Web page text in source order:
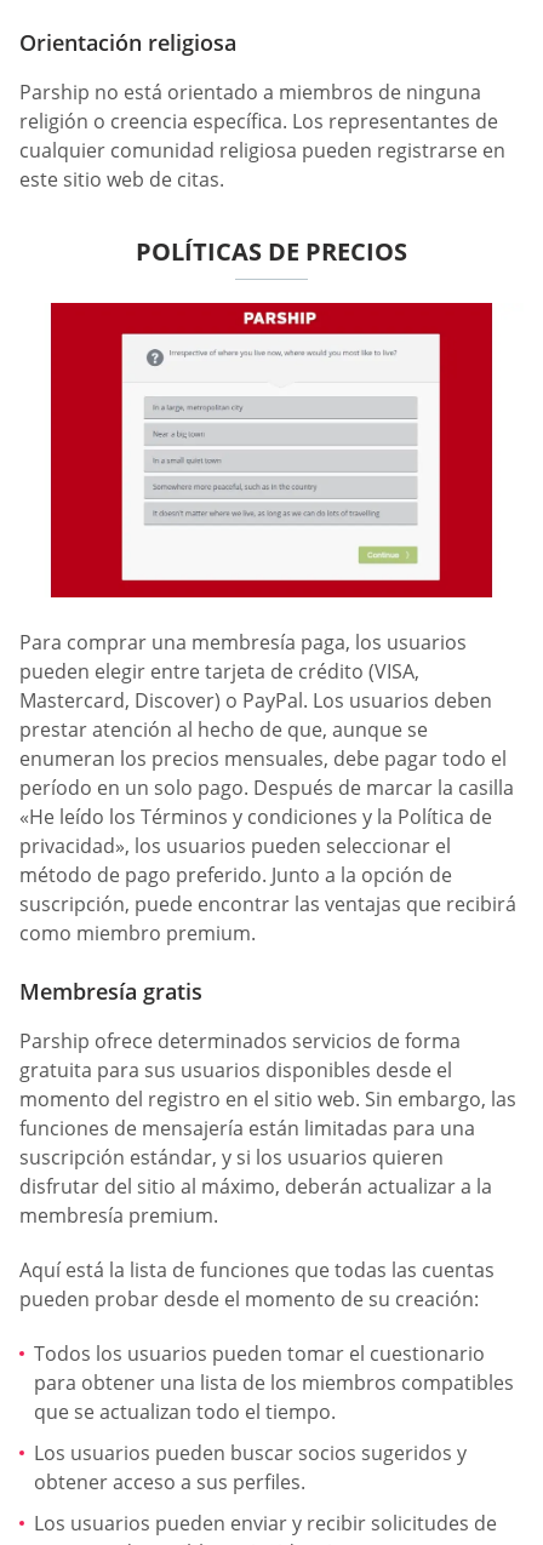
Orientación religiosa
Parship no está orientado a miembros de ninguna
religión o creencia específica. Los representantes de
cualquier comunidad religiosa pueden registrarse en
este sitio web de citas.
POLÍTICAS DE PRECIOS
Para comprar una membresía paga, los usuarios
pueden elegir entre tarjeta de crédito (VISA,
Mastercard, Discover) o PayPal. Los usuarios deben
prestar atención al hecho de que, aunque se
enumeran los precios mensuales, debe pagar todo el
período en un solo pago. Después de marcar la casilla
«He leído los Términos y condiciones y la Política de
privacidad», los usuarios pueden seleccionar el
método de pago preferido. Junto a la opción de
suscripción, puede encontrar las ventajas que recibirá
como miembro premium.
Membresía gratis
Parship ofrece determinados servicios de forma
gratuita para sus usuarios disponibles desde el
momento del registro en el sitio web. Sin embargo, las
funciones de mensajería están limitadas para una
suscripción estándar, y si los usuarios quieren
disfrutar del sitio al máximo, deberán actualizar a la
membresía premium.
Aquí está la lista de funciones que todas las cuentas
pueden probar desde el momento de su creación:
Todos los usuarios pueden tomar el cuestionario
para obtener una lista de los miembros compatibles
que se actualizan todo el tiempo.
Los usuarios pueden buscar socios sugeridos y
obtener acceso a sus perfiles.
Los usuarios pueden enviar y recibir solicitudes de